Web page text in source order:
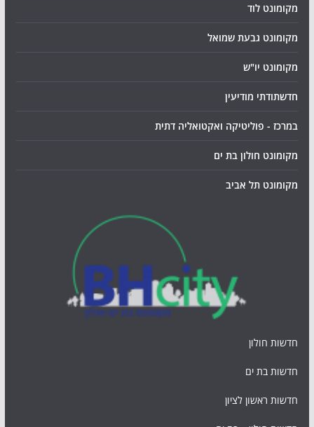
מקומונט לוד
מקומונט גבעת שמואל
מקומונט יו"ש
חדשתודתי מודיעין
במרכז - פוליטיקה ואקטואליה דתית
מקומונט חולון בת ים
מקומונט תל אביב
חדשות חולון
חדשות בת ים
חדשות ראשון לציון